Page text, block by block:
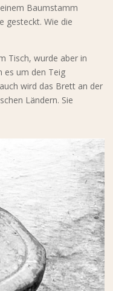
Baumstamm
gesteckt. Wie die
Tisch, wurde aber in
es um den Teig
wird das Brett an der
Ländern. Sie